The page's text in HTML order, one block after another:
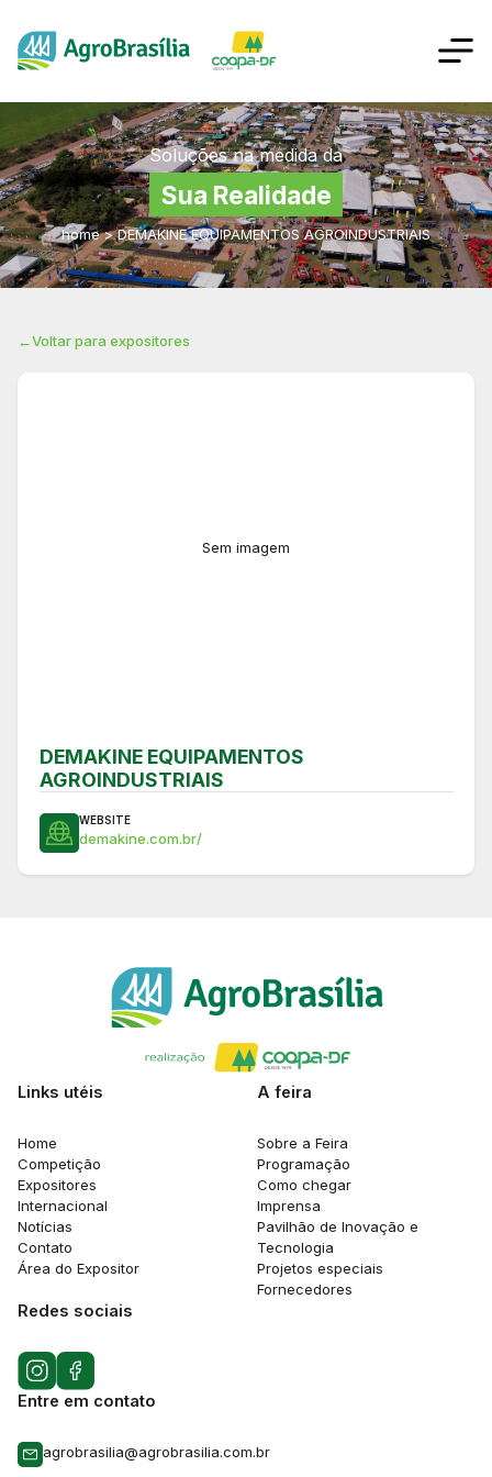
Soluções na medida da
Sua Realidade
home > DEMAKINE EQUIPAMENTOS AGROINDUSTRIAIS
←Voltar para expositores
Sem imagem
DEMAKINE EQUIPAMENTOS
AGROINDUSTRIAIS
WEBSITE
demakine.com.br/
Links utéis
Home
Competição
Expositores
Internacional
Notícias
Contato
Área do Expositor
A feira
Sobre a Feira
Programação
Como chegar
Imprensa
Pavilhão de Inovação e
Tecnologia
Projetos especiais
Fornecedores
Redes sociais
Entre em contato
agrobrasilia@agrobrasilia.com.br